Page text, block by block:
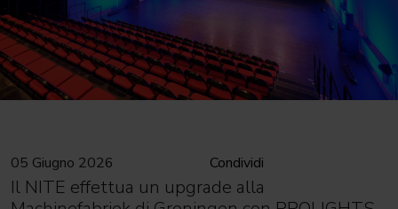
05 Giugno 2026 Condividi
Il NITE effettua un upgrade alla